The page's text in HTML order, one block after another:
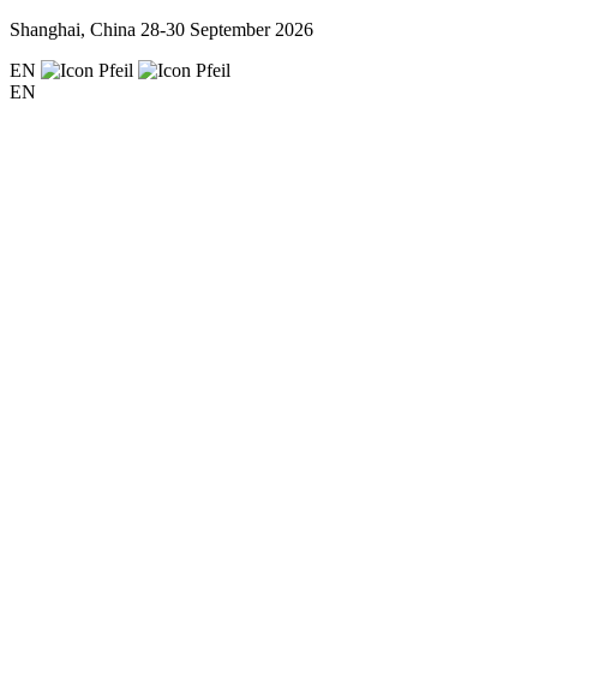
Shanghai, China 28-30 September 2026
EN
EN